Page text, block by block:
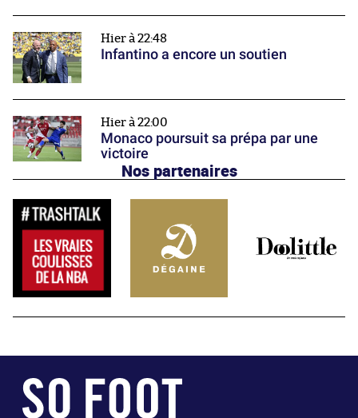
Hier à 22:48
Infantino a encore un soutien
Hier à 22:00
Monaco poursuit sa prépa par une
victoire
Nos partenaires